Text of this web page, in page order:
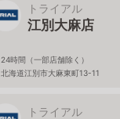
トライアル
江別大麻店
24時間（一部店舗除く）
北海道江別市大麻東町13-11
トライアル